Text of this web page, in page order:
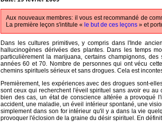
Aux nouveaux membres: il vous est recommandé de
La première leçon s'intitule « le but de ces leçons » et
Dans les cultures primitives, y compris dans l'Inde
hallucinogènes dérivées des plantes. Dans les temps
particulièrement la marijuana, certains champignons,
années 60 et 70. Nombre de personnes qui ont vécu
chemins spirituels sérieux et sans drogues. Cela est
Premièrement, les expériences avec des drogues sont-
sont ceux qui recherchent l'éveil spirituel sans avoir eu
bien des cas, un état de conscience altérée a provoqué
accident, une maladie, un éveil intérieur spontané, une
simplement dans son for intérieur qu'il y a dans la vie
provoquer l'éclosion de la graine du désir spirituel. En